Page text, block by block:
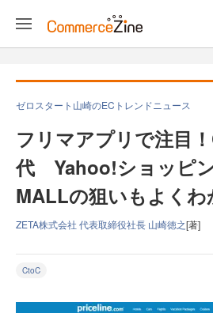
ゼロスタート山崎のECトレンドニュース
フリマアプリで注目
代 Yahoo!ショッピ
MALLの狙いもよくわ
ZETA株式会社 代表取締役社長 山崎徳之[著]
CtoC